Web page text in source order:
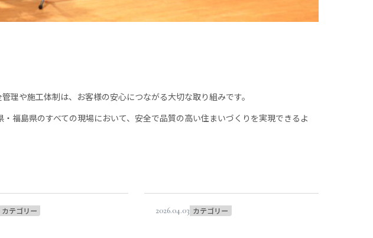
理や施工体制は、お客様の安心につながる大切な取り組みです。
福島県のすべての現場において、安全で品質の高い住まいづくりを実現できるよ
カテゴリー 2026.04.03 カテゴリー